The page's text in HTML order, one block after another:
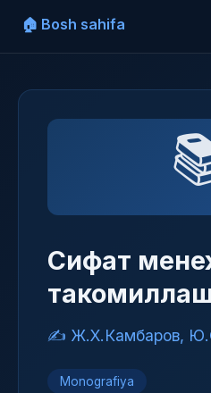
🏠 Bosh sahifa
Сифат
✍️ Ж.Х.Камбаров,
Monografiya